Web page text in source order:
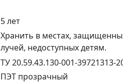
5 лет
Хранить в местах,
лучей, недоступных детям.
ТУ 20.59.43.130-001-39721313-
ПЭТ прозрачный